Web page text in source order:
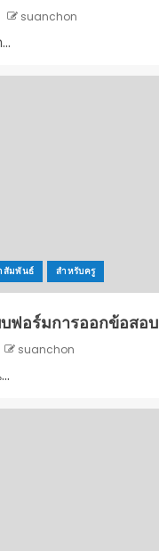
suanchon
สัมพันธ์ สำหรับครู
ฟอร์มการออกข้อสอบ
suanchon